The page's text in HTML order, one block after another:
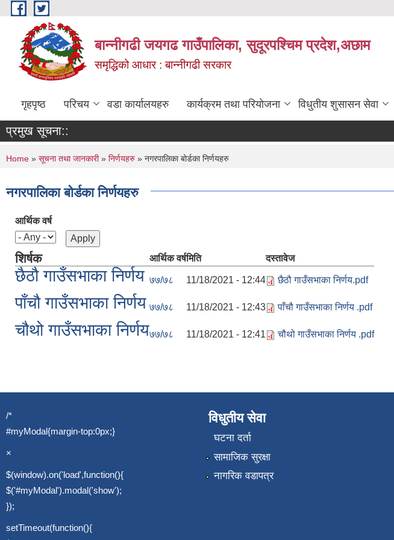
Skip to main content
बान्नीगढी जयगढ गाउँपालिका, सुदूरपश्चिम प्रदेश,अछाम
समृद्धिको आधार : बान्नीगढी सरकार
गृहपृष्ठ परिचय वडा कार्यालयहरु कार्यक्रम तथा परियोजना विधुतीय शुसासन सेवा
प्रमुख सूचना::
You are here
Home » सूचना तथा जानकारी» निर्णयहरु » नगरपालिका बोर्डका निर्णयहरु
नगरपालिका बोर्डका निर्णयहरु
आर्थिक वर्ष
शिर्षक आर्थिक वर्षमिति दस्तावेज
छैठौ गाउँसभाका निर्णय ७७/७८ 11/18/2021 - 12:44 छैठौ गाउँसभाका निर्णय.pdf
पाँचौ गाउँसभाका निर्णय ७७/७८ 11/18/2021 - 12:43 पाँचौ गाउँसभाका निर्णय .pdf
चौथो गाउँसभाका निर्णय७७/७८ 11/18/2021 - 12:41 चौथो गाउँसभाका निर्णय .pdf
/*
#myModal{margin-top:0px;}
×
$(window).on('load',function(){
$('#myModal').modal('show');
});
setTimeout(function(){
विधुतीय सेवा
घटना दर्ता
सामाजिक सुरक्षा
नागरिक वडापत्र